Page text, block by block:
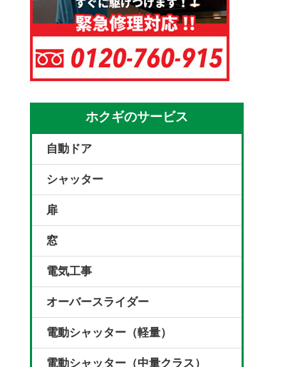
ホクギのサービス
自動ドア
シャッター
扉
窓
電気工事
オーバースライダー
電動シャッター（軽量）
電動シャッター（中量クラス）